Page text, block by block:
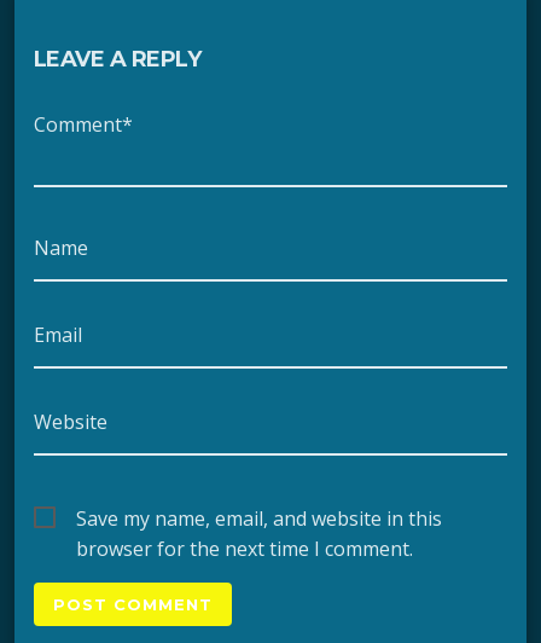
LEAVE A REPLY
Comment*
Name
Email
Website
Save my name, email, and website in this
browser for the next time I comment.